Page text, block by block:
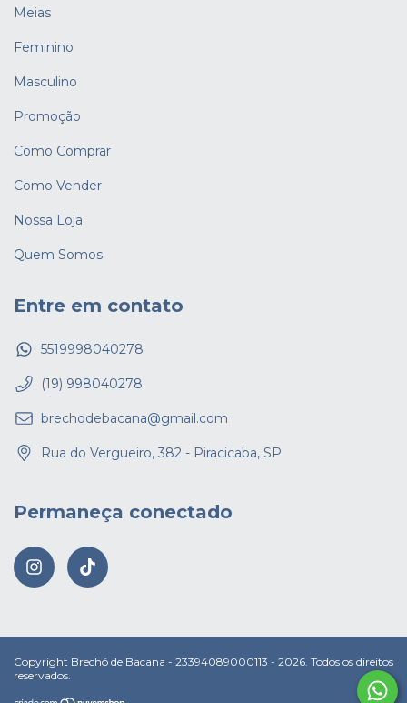
Meias
Feminino
Masculino
Promoção
Como Comprar
Como Vender
Nossa Loja
Quem Somos
Entre em contato
5519998040278
(19) 998040278
brechodebacana@gmail.com
Rua do Vergueiro, 382 - Piracicaba, SP
Permaneça conectado
Copyright Brechó de Bacana - 23394089000113 - 2026. Todos os direitos
reservados.